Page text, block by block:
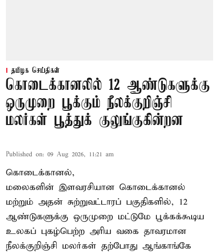
தமிழக செய்திகள்
கொடைக்கானலில் 12 ஆண்டுகளுக்கு
ஒருமுறை பூக்கும் நீலக்குறிஞ்சி
மலர்கள் பூத்துக் குலுங்குகின்றன
Published on: 09 Aug 2026, 11:21 am
கொடைக்கானல்,
மலைகளின் இளவரசியான கொடைக்கானல்
மற்றும் அதன் சுற்றுவட்டாரப் பகுதிகளில், 12
ஆண்டுகளுக்கு ஒருமுறை மட்டுமே பூக்கக்கூடிய
உலகப் புகழ்பெற்ற அரிய வகை தாவரமான
நீலக்குறிஞ்சி மலர்கள் தற்போது ஆங்காங்கே